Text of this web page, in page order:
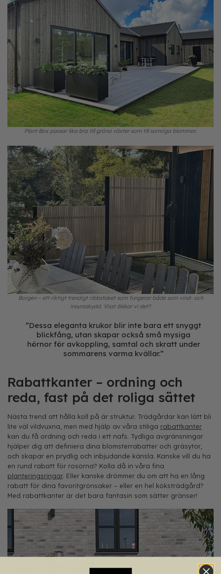
Plant Box passar lika bra till gröna växter som till somriga blommor.
Borgen – ett riktigt trendigt ribbstaket som fungerar både som vind- och
insynsskydd. Visst älskar vi det?
”Dessa eleganta krukor blir inte bara ett snyggt
blickfång, utan skapar också små mysiga
hörnor för avkoppling, samtal och skratt under
sommarens varma kvällar.”
Rabattkanter – ordning och
reda, fast på det roliga sättet
Nästa trend att hålla koll på är struktur. Trädgårdar kan lätt bli
lite väl vildvuxna, men med hjälp av våra stiliga rabattkanter
kan du få ordning och reda i ett nafs. Tydliga avgränsningar
hjälper dig att definiera dina blomsterrabatter och gräsytor,
och skapar en prydlig och inbjudande känsla. Kanske vill du ha
en rund rabatt för rosorna? Kolla då in våra fina
planteringsringar. Eller kanske drömmer du om att ha en lång
rabatt för dina favoritgrönsaker – eller en hel köksträdgård?
Med rabattkanter är det bara fantasin som sätter gränser!